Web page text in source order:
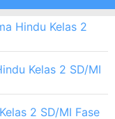
Hindu Kelas 2
Kelas 2 SD/MI